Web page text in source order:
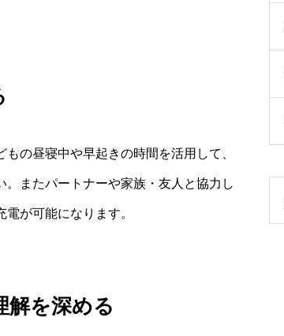
の昼寝中や早起きの時間を活用して、
またパートナーや家族・友人と協力し
が可能になります。
解を深める